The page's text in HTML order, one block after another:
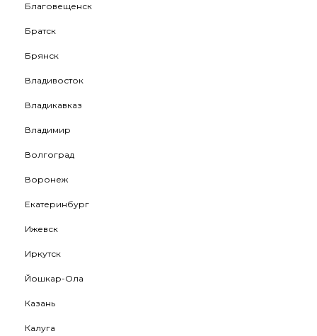
Благовещенск
Братск
Брянск
Владивосток
Владикавказ
Владимир
Волгоград
Воронеж
Екатеринбург
Ижевск
Иркутск
Йошкар-Ола
Казань
Калуга